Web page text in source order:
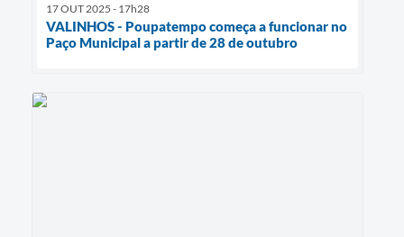
17 OUT 2025 - 17h28
VALINHOS - Poupatempo começa a funcionar no
Paço Municipal a partir de 28 de outubro